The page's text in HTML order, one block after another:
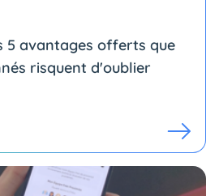
5 avantages offerts que
risquent d'oublier